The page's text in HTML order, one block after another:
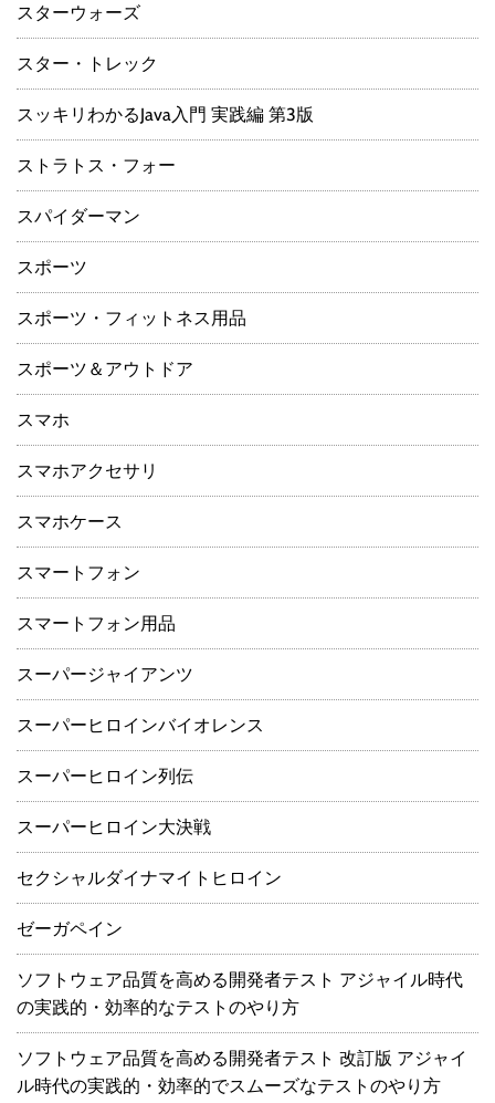
スターウォーズ
スター・トレック
スッキリわかるJava入門 実践編 第3版
ストラトス・フォー
スパイダーマン
スポーツ
スポーツ・フィットネス用品
スポーツ＆アウトドア
スマホ
スマホアクセサリ
スマホケース
スマートフォン
スマートフォン用品
スーパージャイアンツ
スーパーヒロインバイオレンス
スーパーヒロイン列伝
スーパーヒロイン大決戦
セクシャルダイナマイトヒロイン
ゼーガペイン
ソフトウェア品質を高める開発者テスト アジャイル時代
の実践的・効率的なテストのやり方
ソフトウェア品質を高める開発者テスト 改訂版 アジャイ
ル時代の実践的・効率的でスムーズなテストのやり方